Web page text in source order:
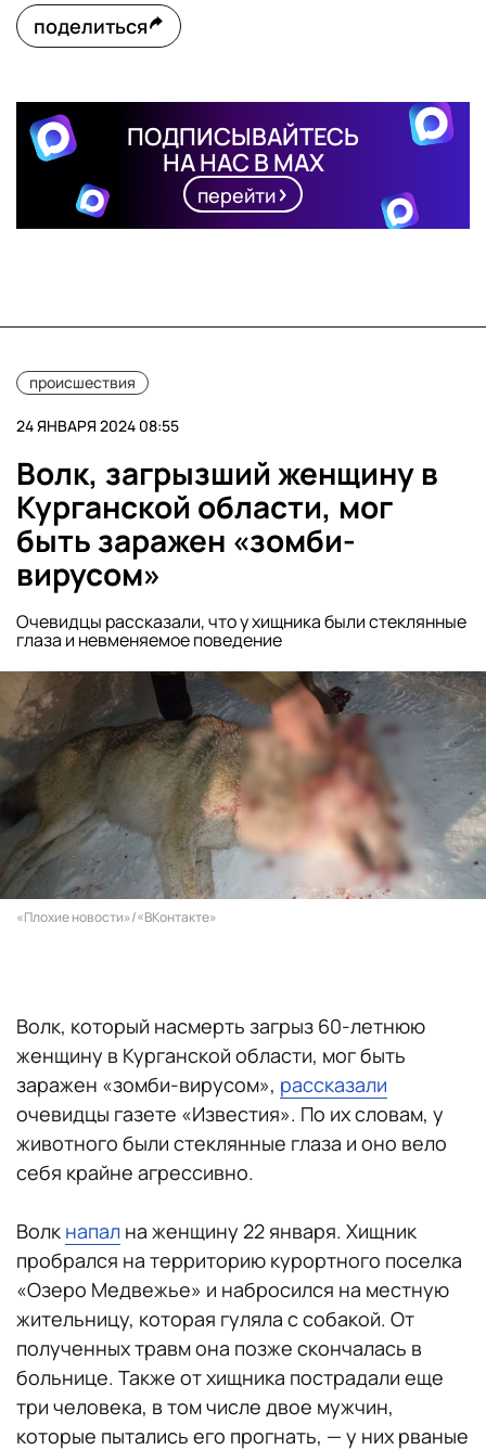
поделиться
ПОДПИСЫВАЙТЕСЬ
НА НАС В MAX
перейти
происшествия
24 ЯНВАРЯ 2024 08:55
Волк, загрызший женщину в
Курганской области, мог
быть заражен «зомби-
вирусом»
Очевидцы рассказали, что у хищника были стеклянные
глаза и невменяемое поведение
«Плохие новости»/«ВКонтакте»
Волк, который насмерть загрыз 60-летнюю
женщину в Курганской области, мог быть
заражен «зомби-вирусом», рассказали
очевидцы газете «Известия». По их словам, у
животного были стеклянные глаза и оно вело
себя крайне агрессивно.
Волк напал на женщину 22 января. Хищник
пробрался на территорию курортного поселка
«Озеро Медвежье» и набросился на местную
жительницу, которая гуляла с собакой. От
полученных травм она позже скончалась в
больнице. Также от хищника пострадали еще
три человека, в том числе двое мужчин,
которые пытались его прогнать, — у них рваные